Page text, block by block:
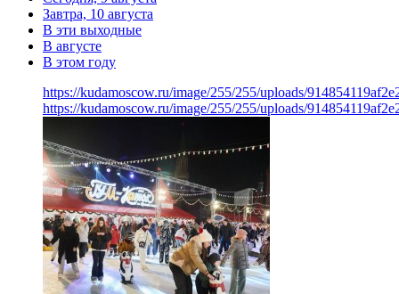
Завтра, 10 августа
В эти выходные
В августе
В этом году
https://kudamoscow.ru/image/255/255/uploads/
https://kudamoscow.ru/image/255/255/uploads/